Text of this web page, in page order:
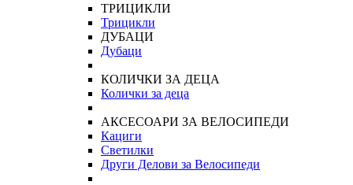
ТРИЦИКЛИ
Трицикли
ДУБАЦИ
Дубаци
КОЛИЧКИ ЗА ДЕЦА
Колички за деца
АКСЕСОАРИ ЗА ВЕЛОСИПЕДИ
Кациги
Светилки
Други Делови за Велосипеди